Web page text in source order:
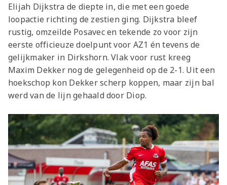
Elijah Dijkstra de diepte in, die met een goede
loopactie richting de zestien ging. Dijkstra bleef
rustig, omzeilde Posavec en tekende zo voor zijn
eerste officieuze doelpunt voor AZ1 én tevens de
gelijkmaker in Dirkshorn. Vlak voor rust kreeg
Maxim Dekker nog de gelegenheid op de 2-1. Uit een
hoekschop kon Dekker scherp koppen, maar zijn bal
werd van de lijn gehaald door Diop.